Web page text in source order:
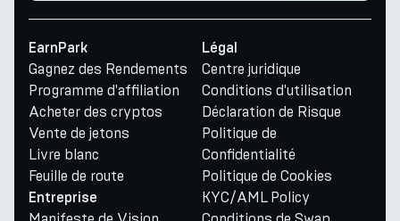
EarnPark
Gagnez des Rendements
Programme d'affiliation
Acheter des cryptos
Vente de jetons
Livre blanc
Feuille de route
Entreprise
Légal
Centre juridique
Conditions d'utilisation
Déclaration de Risque
Politique de
Confidentialité
Politique de Cookies
KYC/AML Policy